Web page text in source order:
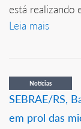
está realizando
Leia mais
Notícias
SEBRAE/RS,
em prol das